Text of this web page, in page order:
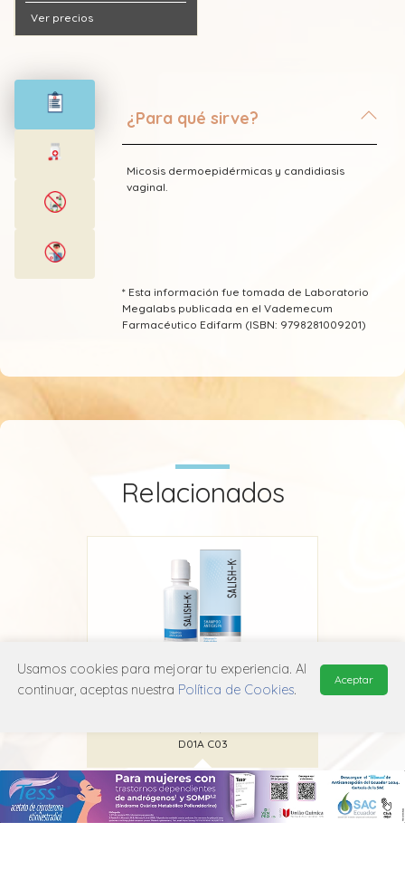
Ver precios
¿Para qué sirve?
Micosis dermoepidérmicas y candidiasis
vaginal.
* Esta información fue tomada de Laboratorio
Megalabs publicada en el Vademecum
Farmacéutico Edifarm (ISBN: 9798281009201)
Relacionados
Salish-K
D01A C03
Usamos cookies para mejorar tu experiencia. Al
continuar, aceptas nuestra Política de Cookies.
Aceptar